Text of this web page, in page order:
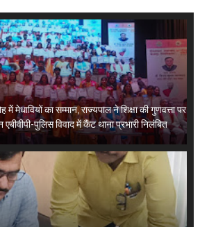
में मेधावियों का सम्मान, राज्यपाल ने शिक्षा की गुणवत्ता पर
एबीवीपी-पुलिस विवाद में कैंट थाना प्रभारी निलंबित